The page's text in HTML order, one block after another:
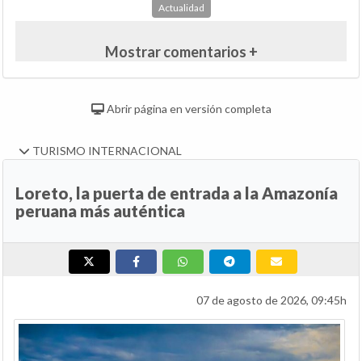
Actualidad
Mostrar comentarios +
Abrir página en versión completa
TURISMO INTERNACIONAL
Loreto, la puerta de entrada a la Amazonía
peruana más auténtica
07 de agosto de 2026, 09:45h